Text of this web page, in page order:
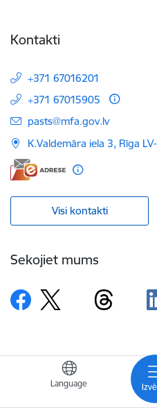
Language
Kontakti
+371 67016201
+371 67015905
E-pasts:
pasts@mfa.gov.lv
K.Valdemāra iela 3, Rīga
Visi kontakti
Sekojiet mums
© 2026 Ārlietu ministrija, publicētā
© 2020 Valsts kanceleja, Tīmekļvietņu